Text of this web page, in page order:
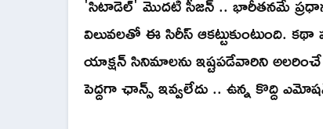
విలువలతో ఈ సిరీస్ ఆకట్టుకుంటుంది.
యాక్షన్ సినిమాలను ఇష్టపడేవారిని
పెద్దగా ఛాన్స్ ఇవ్వలేదు .. ఉన్న కొద్ది